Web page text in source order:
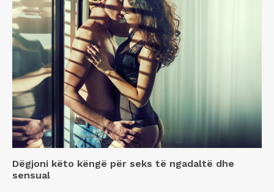
Dëgjoni këto këngë për seks të ngadaltë dhe
sensual